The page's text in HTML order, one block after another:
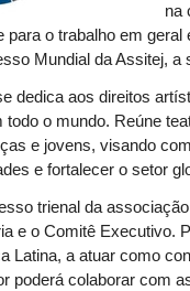
na
para o trabalho em
Mundial da Assitej,
dedica aos direitos
todo o mundo. Reúne
e jovens, visando
e fortalecer o setor
trienal da
e o Comitê Executivo.
Latina, a atuar como
poderá colaborar com